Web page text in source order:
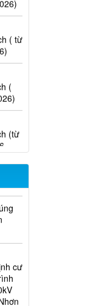
( từ
(
(từ
cư